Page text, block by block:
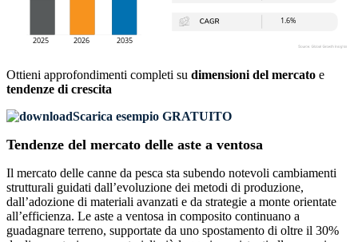
Ottieni approfondimenti completi su dimensioni del mercato e
tendenze di crescita
Scarica esempio GRATUITO
Tendenze del mercato delle aste a ventosa
Il mercato delle canne da pesca sta subendo notevoli cambiamenti
strutturali guidati dall’evoluzione dei metodi di produzione,
dall’adozione di materiali avanzati e da strategie a monte orientate
all’efficienza. Le aste a ventosa in composito continuano a
guadagnare terreno, supportate da uno spostamento di oltre il 30%